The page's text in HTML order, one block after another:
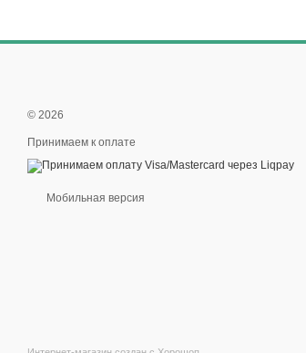
© 2026
Принимаем к оплате
Мобильная версия